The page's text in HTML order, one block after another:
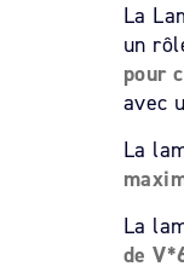
La
un
pour
avec
La
La
de